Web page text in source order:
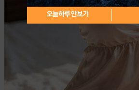
오늘하루 안보기